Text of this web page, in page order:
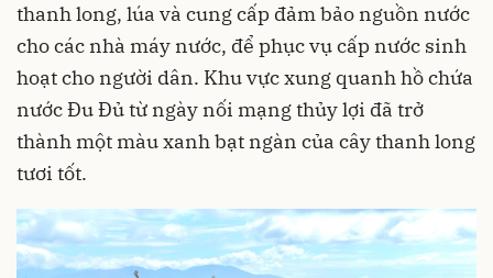
thanh long, lúa và cung cấp đảm bảo nguồn nước
cho các nhà máy nước, để phục vụ cấp nước sinh
hoạt cho người dân. Khu vực xung quanh hồ chứa
nước Đu Đủ từ ngày nối mạng thủy lợi đã trở
thành một màu xanh bạt ngàn của cây thanh long
tươi tốt.